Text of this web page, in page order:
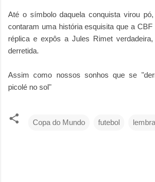
Até o símbolo daquela conquista virou
contaram uma história esquisita que a
réplica e expôs a Jules Rimet
derretida.
Assim como nossos sonhos que se
picolé no sol"
Copa do Mundo futebol